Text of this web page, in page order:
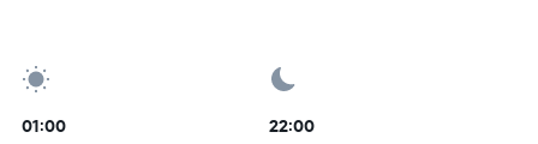
01:00 22:00